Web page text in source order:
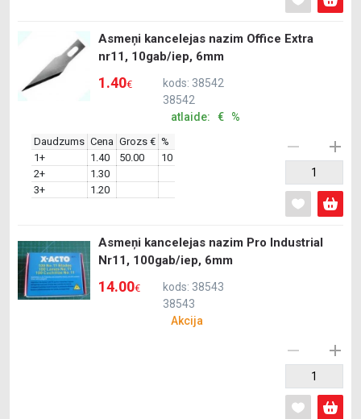
Asmeņi kancelejas nazim Office Extra
nr11, 10gab/iep, 6mm
1.40€
kods: 38542
38542
atlaide: € %
Daudzums Cena Grozs € %
1+
1.40 50.00
10
2+
1.30
3+
1.20
Asmeņi kancelejas nazim Pro Industrial
Nr11, 100gab/iep, 6mm
14.00€
kods: 38543
38543
Akcija